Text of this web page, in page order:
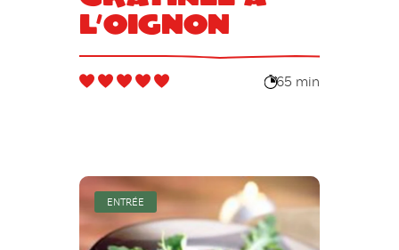
l’oignon
65 min
ENTRÉE